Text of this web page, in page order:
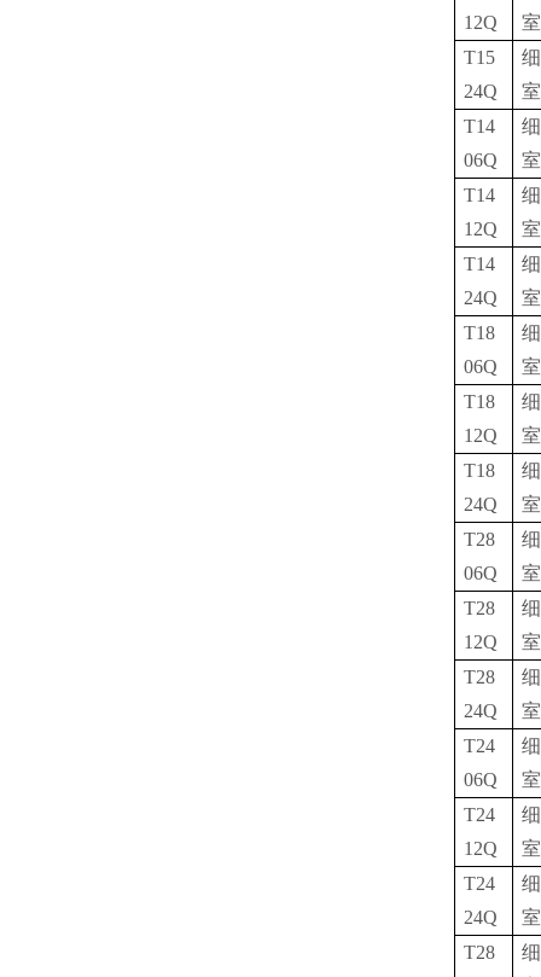
12Q
T15
24Q
T14
06Q
T14
12Q
T14
24Q
T18
06Q
T18
12Q
T18
24Q
T28
06Q
T28
12Q
T28
24Q
T24
06Q
T24
12Q
T24
24Q
T28